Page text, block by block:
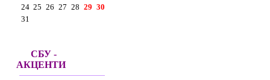
24 25 26 27 28 29 30
31
СБУ -
АКЦЕНТИ